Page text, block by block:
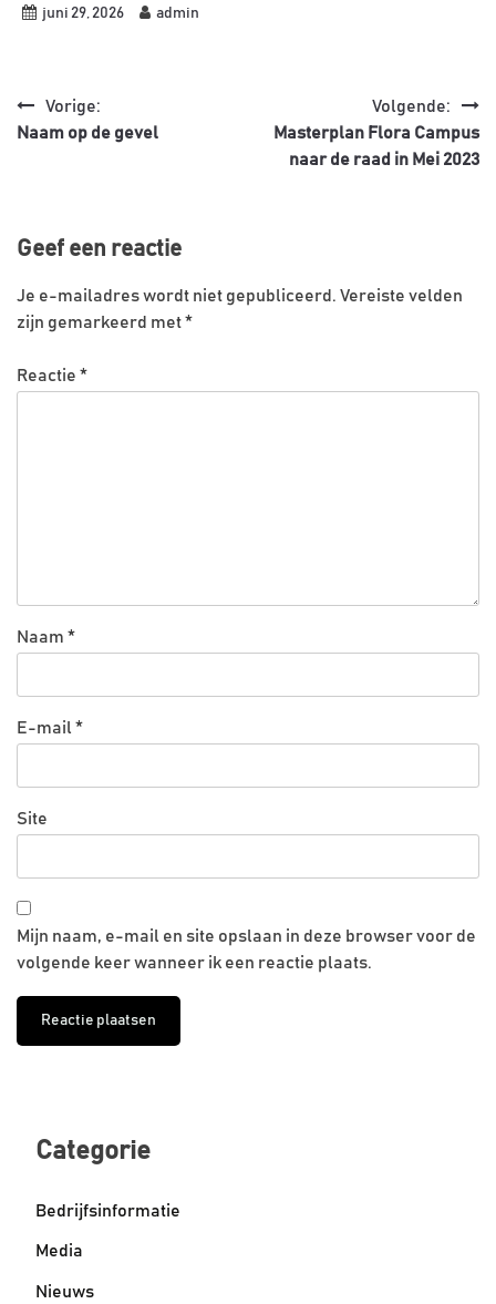
juni 29, 2026 admin
Bericht
navigatie
Vorige:
Naam op de gevel
Volgende:
Masterplan Flora Campus
naar de raad in Mei 2023
Geef een reactie
Je e-mailadres wordt niet gepubliceerd. Vereiste velden
zijn gemarkeerd met*
Reactie *
Naam *
E-mail *
Site
Mijn naam, e-mail en site opslaan in deze browser voor de
volgende keer wanneer ik een reactie plaats.
Categorie
Bedrijfsinformatie
Media
Nieuws